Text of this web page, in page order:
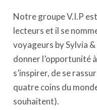
Notre groupe V.I.P
lecteurs et il se
voyageurs by Sylvia
donner l’opportunité
s’inspirer, de se
quatre coins du
souhaitent).